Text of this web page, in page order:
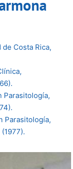
Costa Rica,
Parasitología,
Parasitología,